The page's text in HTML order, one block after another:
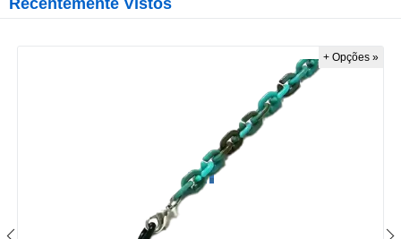
+ Opções »